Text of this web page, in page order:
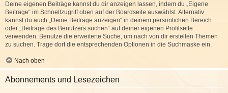
Deine eigenen Beiträge kannst du dir anzeigen lassen, indem du „Eigene
Beiträge“ im Schnellzugriff oben auf der Boardseite auswählst. Alternativ
kannst du auch „Deine Beiträge anzeigen“ in deinem persönlichen Bereich
oder „Beiträge des Benutzers suchen“ auf deiner eigenen Profilseite
verwenden. Benutze die erweiterte Suche, um nach von dir erstellen Themen
zu suchen. Trage dort die entsprechenden Optionen in die Suchmaske ein.
Nach oben
Abonnements und Lesezeichen